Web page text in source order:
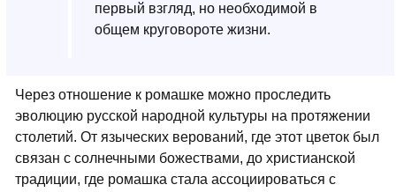
первый взгляд, но необходимой в
общем круговороте жизни.
Через отношение к ромашке можно проследить
эволюцию русской народной культуры на протяжении
столетий. От языческих верований, где этот цветок был
связан с солнечными божествами, до христианской
традиции, где ромашка стала ассоциироваться с